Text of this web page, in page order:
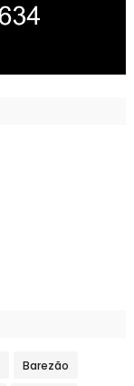
Barezão